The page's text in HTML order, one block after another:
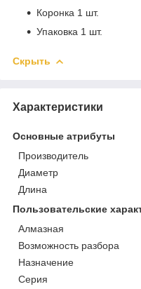
Коронка 1 шт.
Упаковка 1 шт.
Скрыть
Характеристики
Основные атрибуты
Производитель
Диаметр
Длина
Пользовательские
Алмазная
Возможность разбора
Назначение
Серия